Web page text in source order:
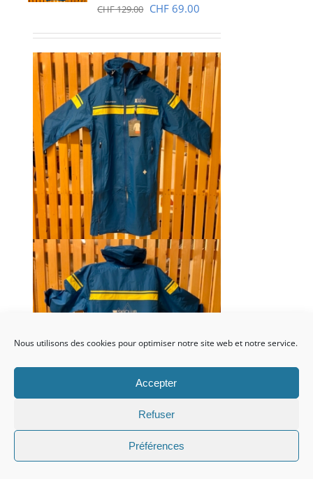
Nous utilisons des cookies pour optimiser notre site web et notre service.
Accepter
Refuser
Préférences
CHF129.00 Le
initial
était :
CHF 129.00.
CHF 69.00
actuel
est :
CHF 69.00.
panier
Détails